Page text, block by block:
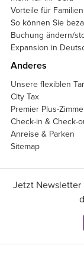
Vorteile für Familien
So können Sie
Buchung ändern/
Expansion in
Anderes
Unsere flexiblen
City Tax
Premier Plus-
Check-in & Check-
Anreise & Parken
Sitemap
Jetzt Newsletter